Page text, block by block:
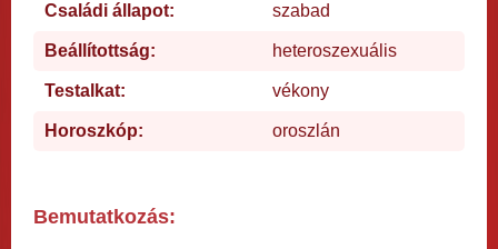
Családi állapot: szabad
Beállítottság: heteroszexuális
Testalkat: vékony
Horoszkóp: oroszlán
Bemutatkozás: